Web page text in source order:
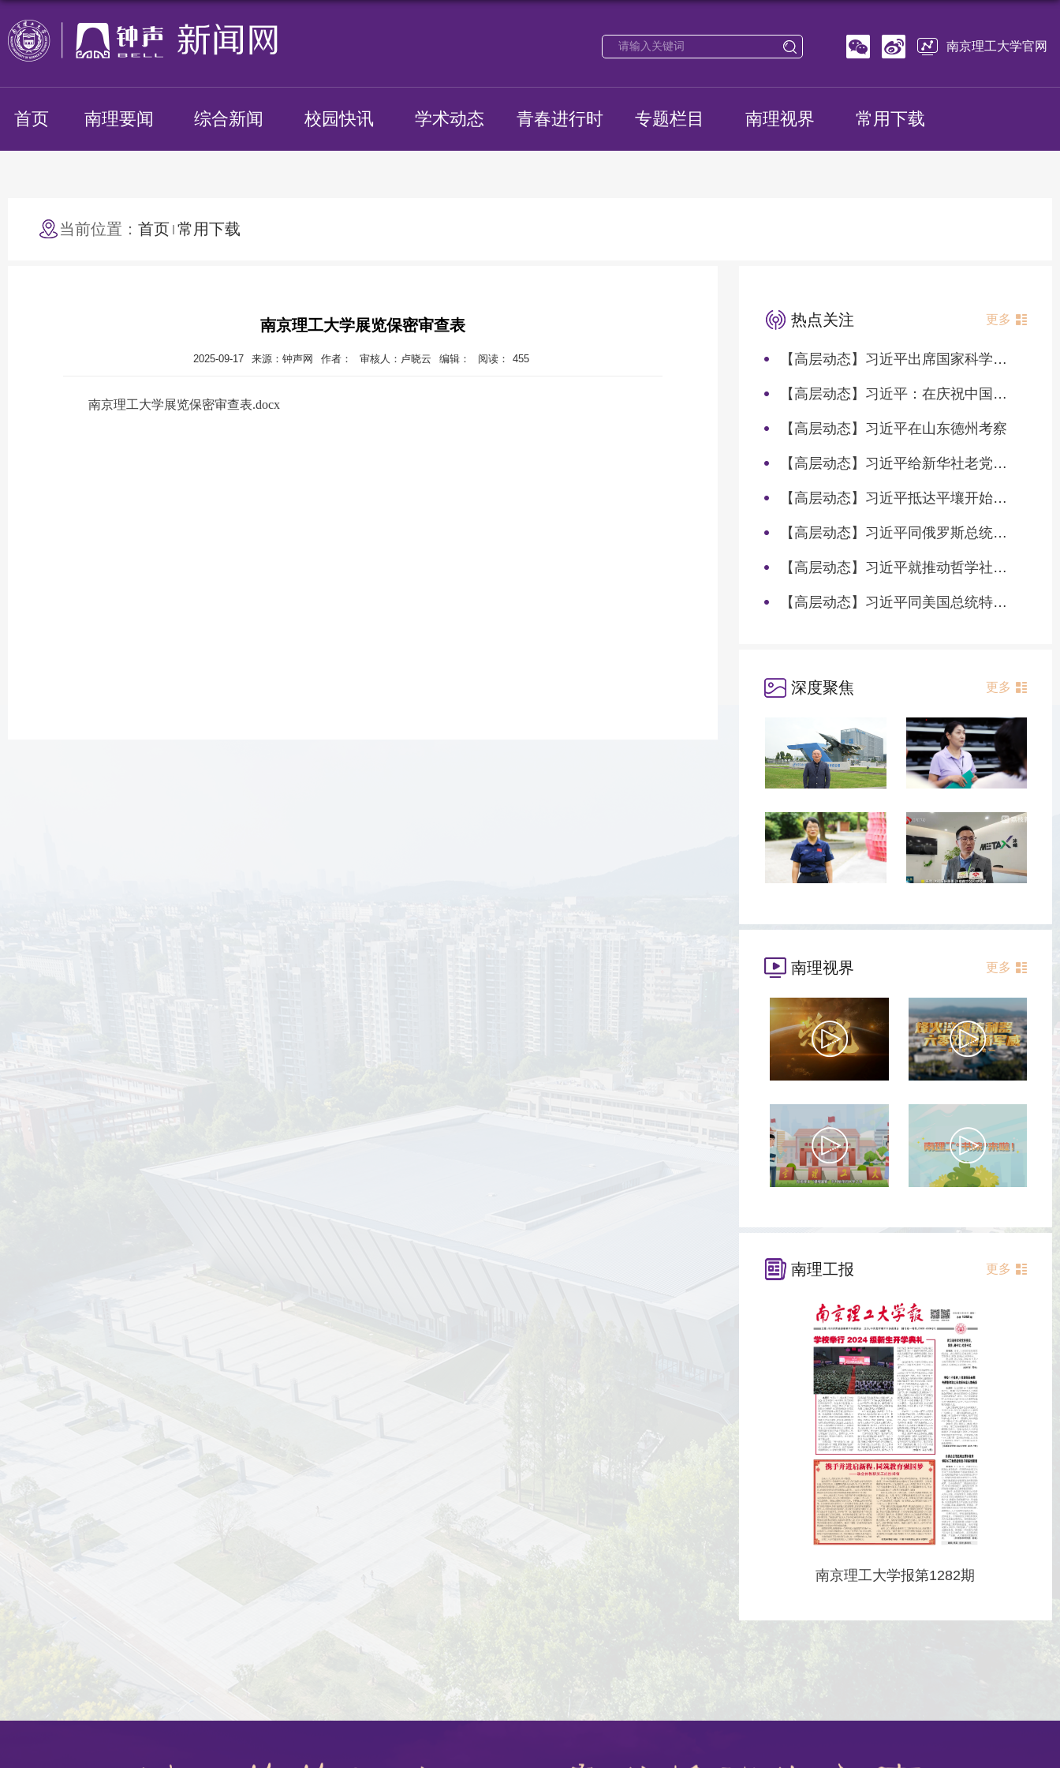
南京理工大学官网
首页 南理要闻 综合新闻 校园快讯 学术动态 青春进行时 专题栏目 南理视界 常用下载
当前位置： 首页 常用下载
南京理工大学展览保密审查表
2025-09-17 来源：钟声网 作者： 审核人：卢晓云 编辑： 阅读： 455
南京理工大学展览保密审查表.docx
热点关注 更多
【高层动态】习近平出席国家科学技术奖励大会两院院士大会中国科协第十一次全国代表大会并发表重要讲话
【高层动态】习近平：在庆祝中国共产党成立105周年大会上的讲话
【高层动态】习近平在山东德州考察
【高层动态】习近平给新华社老党员张连生回信强调 传承红色基因 在新征程上书写优异答卷
【高层动态】习近平抵达平壤开始对朝鲜进行国事访问
【高层动态】习近平同俄罗斯总统普京会谈
【高层动态】习近平就推动哲学社会科学高质量发展作出重要指示
【高层动态】习近平同美国总统特朗普会谈
深度聚焦 更多
南理视界 更多
南理工报 更多
南京理工大学报第1282期